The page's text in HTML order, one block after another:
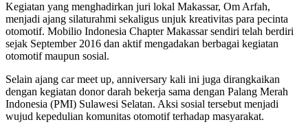
Kegiatan yang menghadirkan juri lokal Makassar, Om Arfah,
menjadi ajang silaturahmi sekaligus unjuk kreativitas para pecinta
otomotif. Mobilio Indonesia Chapter Makassar sendiri telah berdiri
sejak September 2016 dan aktif mengadakan berbagai kegiatan
otomotif maupun sosial.
Selain ajang car meet up, anniversary kali ini juga dirangkaikan
dengan kegiatan donor darah bekerja sama dengan Palang Merah
Indonesia (PMI) Sulawesi Selatan. Aksi sosial tersebut menjadi
wujud kepedulian komunitas otomotif terhadap masyarakat.